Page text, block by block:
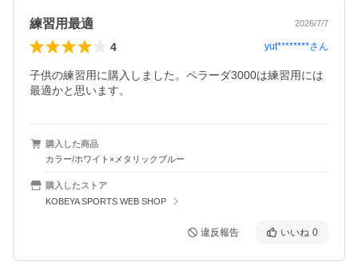
練習用最適 2026/7/7
4 yut********さん
子供の練習用に購入しました。ペラーダ3000は練習用には
最適かと思います。
購入した商品
カラー/ホワイト×メタリックブルー
購入したストア
KOBEYA SPORTS WEB SHOP
違反報告 いいね 0